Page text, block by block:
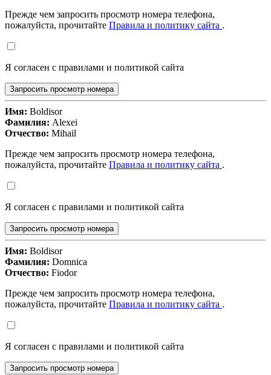
Прежде чем запросить просмотр номера телефона,
пожалуйста, прочитайте Правила и политику сайта .
Я согласен с правилами и политикой сайта
Запросить просмотр номера
Имя: Boldisor
Фамилия: Alexei
Отчество: Mihail
Прежде чем запросить просмотр номера телефона,
пожалуйста, прочитайте Правила и политику сайта .
Я согласен с правилами и политикой сайта
Запросить просмотр номера
Имя: Boldisor
Фамилия: Domnica
Отчество: Fiodor
Прежде чем запросить просмотр номера телефона,
пожалуйста, прочитайте Правила и политику сайта .
Я согласен с правилами и политикой сайта
Запросить просмотр номера